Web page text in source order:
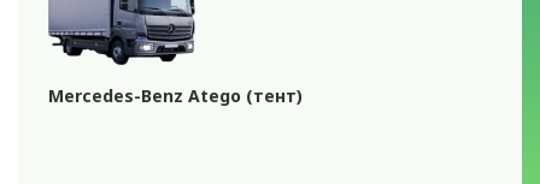
Mercedes-Benz Atego (тент)